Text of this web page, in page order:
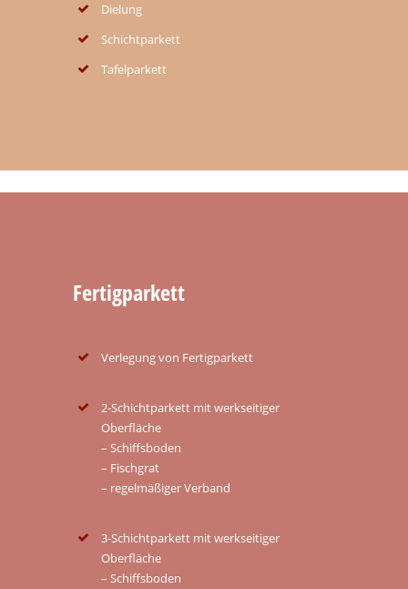
Dielung
Schichtparkett
Tafelparkett
Fertigparkett
Verlegung von Fertigparkett
2-Schichtparkett mit werkseitiger
Oberfläche
– Schiffsboden
– Fischgrat
– regelmäßiger Verband
3-Schichtparkett mit werkseitiger
Oberfläche
– Schiffsboden